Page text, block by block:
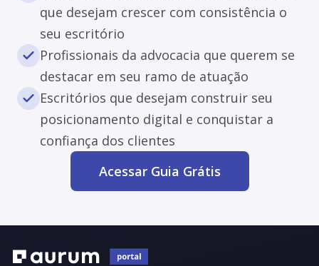
que desejam crescer com consistência o
seu escritório
Profissionais da advocacia que querem se
destacar em seu ramo de atuação
Escritórios que desejam construir seu
posicionamento digital e conquistar a
confiança dos clientes
Acessar Guia Grátis